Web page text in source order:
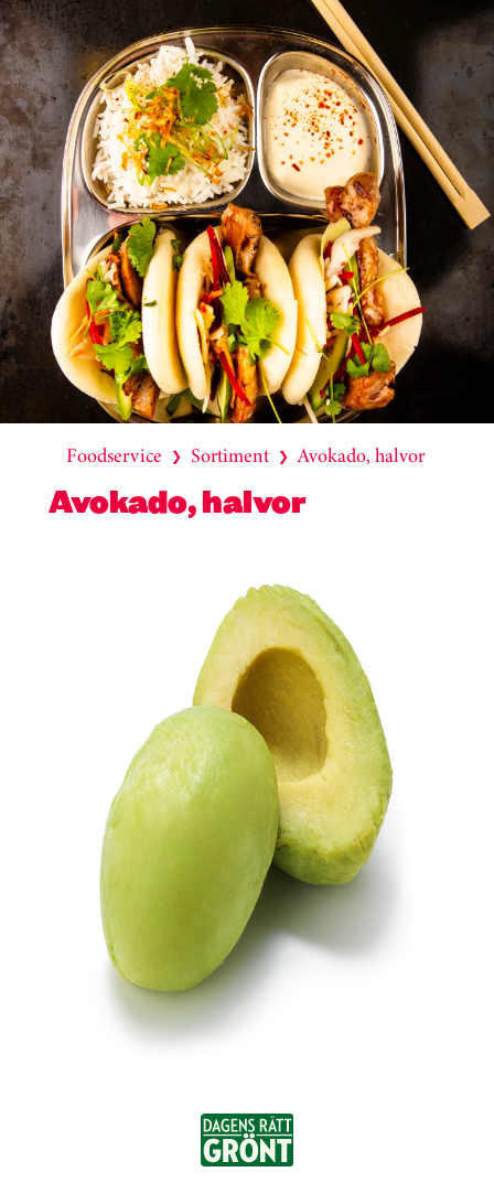
Foodservice ❯ Sortiment ❯ Avokado, halvor
Avokado, halvor